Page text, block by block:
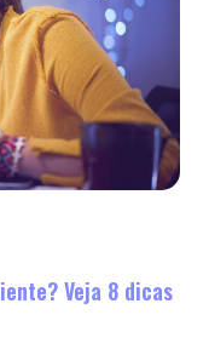
Veja 8 dicas